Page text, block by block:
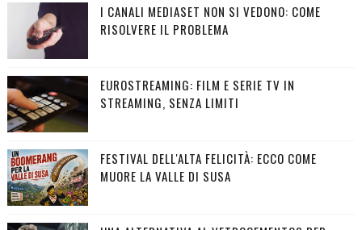
I CANALI MEDIASET NON SI VEDONO: COME
RISOLVERE IL PROBLEMA
EUROSTREAMING: FILM E SERIE TV IN
STREAMING, SENZA LIMITI
FESTIVAL DELL'ALTA FELICITÀ: ECCO COME
MUORE LA VALLE DI SUSA